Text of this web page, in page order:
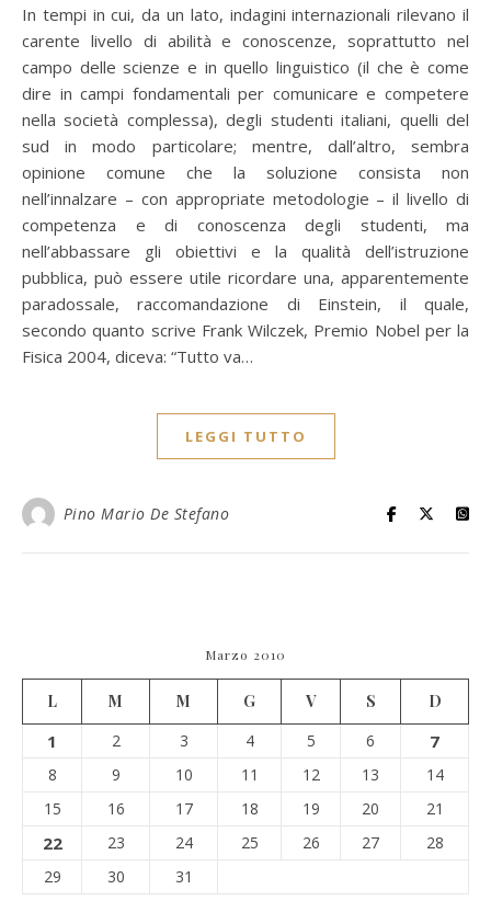
In tempi in cui, da un lato, indagini internazionali rilevano il
carente livello di abilità e conoscenze, soprattutto nel
campo delle scienze e in quello linguistico (il che è come
dire in campi fondamentali per comunicare e competere
nella società complessa), degli studenti italiani, quelli del
sud in modo particolare; mentre, dall’altro, sembra
opinione comune che la soluzione consista non
nell’innalzare – con appropriate metodologie – il livello di
competenza e di conoscenza degli studenti, ma
nell’abbassare gli obiettivi e la qualità dell’istruzione
pubblica, può essere utile ricordare una, apparentemente
paradossale, raccomandazione di Einstein, il quale,
secondo quanto scrive Frank Wilczek, Premio Nobel per la
Fisica 2004, diceva: “Tutto va…
LEGGI TUTTO
Pino Mario De Stefano
Marzo 2010
L M M G V S D
1 2 3 4 5 6 7
8 9 10 11 12 13
14
15
16 17 18 19 20 21
22 23 24 25 26 27
28
29
30 31